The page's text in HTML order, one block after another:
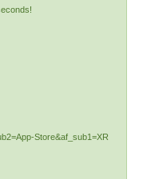
Store&af_sub1=XR